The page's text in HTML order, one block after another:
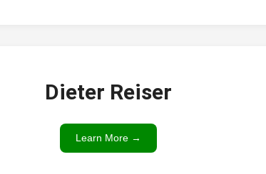
Dieter Reiser
Learn More →